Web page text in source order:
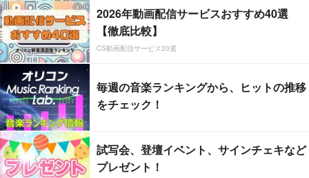
2026年動画配信サービスおすすめ40選
【徹底比較】
CS動画配信サービス20選
毎週の音楽ランキングから、ヒットの推移
をチェック！
試写会、登壇イベント、サインチェキなど
プレゼント！